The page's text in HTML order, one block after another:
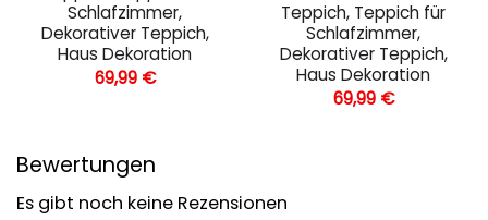
Schlafzimmer,
Dekorativer Teppich,
Haus Dekoration
69,99 €
Teppich, Teppich für
Schlafzimmer,
Dekorativer Teppich,
Haus Dekoration
69,99 €
Bewertungen
Es gibt noch keine Rezensionen